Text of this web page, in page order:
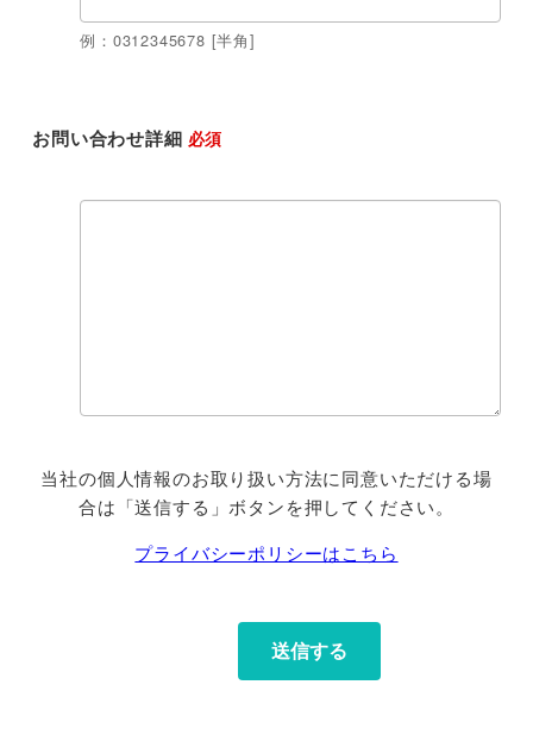
例：0312345678 [半角]
お問い合わせ詳細 必須
当社の個人情報のお取り扱い方法に同意いただける場
合は「送信する」ボタンを押してください。
プライバシーポリシーはこちら